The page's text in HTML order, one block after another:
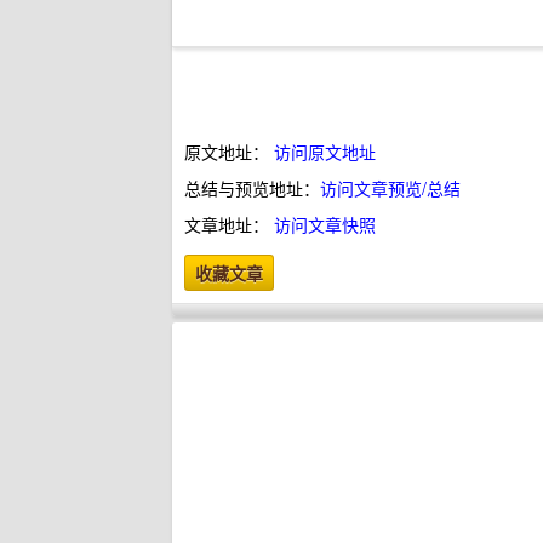
原文地址： 访问原文地址
总结与预览地址： 访问文章预览/总结
文章地址： 访问文章快照